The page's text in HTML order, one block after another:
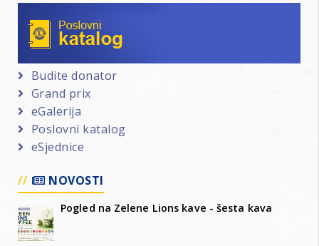
Budite donator
Grand prix
eGalerija
Poslovni katalog
eSjednice
NOVOSTI
Pogled na Zelene Lions kave - šesta kava